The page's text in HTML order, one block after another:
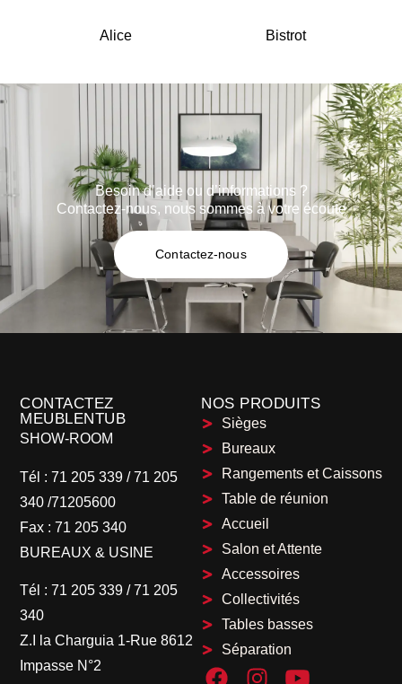
Alice Bistrot
Besoin d’aide ou d’informations ?
Contactez-nous, nous sommes à votre écoute
Contactez-nous
CONTACTEZ
MEUBLENTUB
SHOW-ROOM
Tél : 71 205 339 /71 205
340 /71205600
Fax : 71 205 340
BUREAUX & USINE
Tél : 71 205 339 /71 205
340
Z.I la Charguia 1-Rue 8612
Impasse N°2
NOS PRODUITS
Sièges
Bureaux
Rangements et Caissons
Table de réunion
Accueil
Salon et Attente
Accessoires
Collectivités
Tables basses
Séparation